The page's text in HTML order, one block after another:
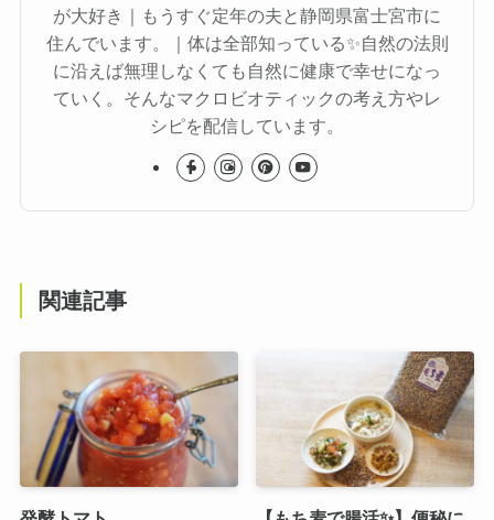
が大好き｜もうすぐ定年の夫と静岡県富士宮市に
住んでいます。｜体は全部知っている✨自然の法則
に沿えば無理しなくても自然に健康で幸せになっ
ていく。そんなマクロビオティックの考え方やレ
シピを配信しています。
関連記事